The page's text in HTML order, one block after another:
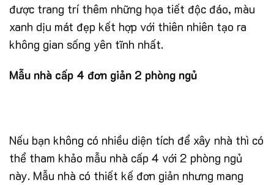
được trang trí thêm những họa tiết độc đáo, màu
xanh dịu mát đẹp kết hợp với thiên nhiên tạo ra
không gian sống yên tĩnh nhất.
Mẫu nhà cấp 4 đơn giản 2 phòng ngủ
Nếu bạn không có nhiều diện tích để xây nhà thì có
thể tham khảo mẫu nhà cấp 4 với 2 phòng ngủ
này. Mẫu nhà có thiết kế đơn giản nhưng mang